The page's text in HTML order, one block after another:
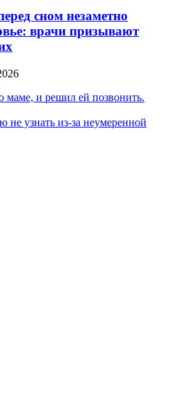
сном незаметно
врачи призывают
маме, и решил ей позвонить.
узнать из-за неумеренной